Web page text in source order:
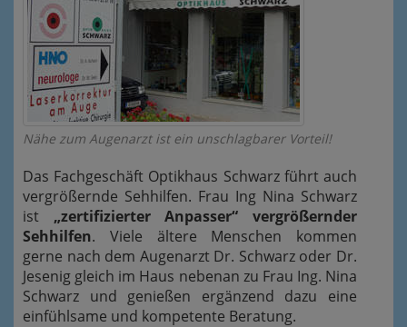
Nähe zum Augenarzt ist ein unschlagbarer Vorteil!
Das Fachgeschäft Optikhaus Schwarz führt auch
vergrößernde Sehhilfen. Frau Ing Nina Schwarz
ist „zertifizierter Anpasser“ vergrößernder
Sehhilfen. Viele ältere Menschen kommen
gerne nach dem Augenarzt Dr. Schwarz oder Dr.
Jesenig gleich im Haus nebenan zu Frau Ing. Nina
Schwarz und genießen ergänzend dazu eine
einfühlsame und kompetente Beratung.